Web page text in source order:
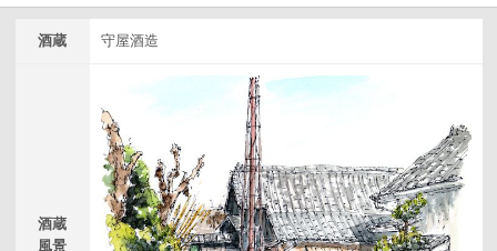
酒蔵 守屋酒造
酒蔵
風景